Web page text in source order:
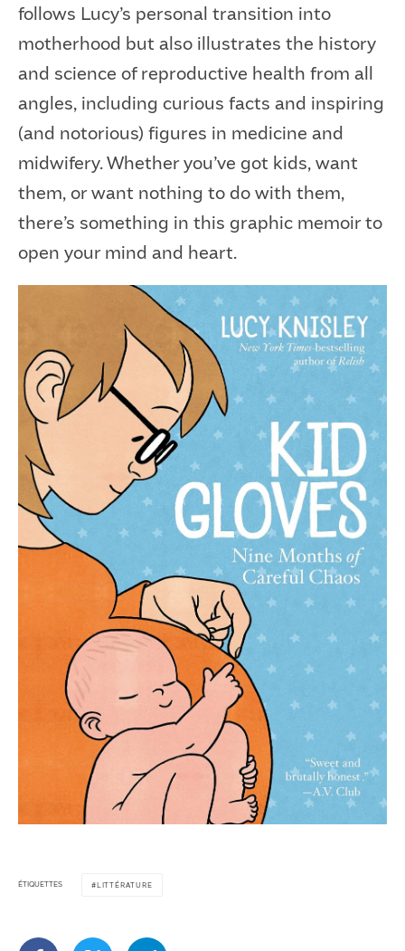
follows Lucy’s personal transition into
motherhood but also illustrates the history
and science of reproductive health from all
angles, including curious facts and inspiring
(and notorious) figures in medicine and
midwifery. Whether you’ve got kids, want
them, or want nothing to do with them,
there’s something in this graphic memoir to
open your mind and heart.
ÉTIQUETTES LITTÉRATURE